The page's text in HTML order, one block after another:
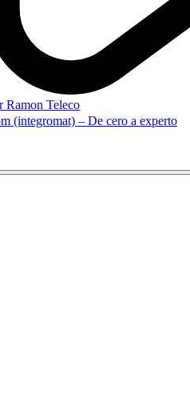
Ramon Teleco
(integromat) – De cero a experto